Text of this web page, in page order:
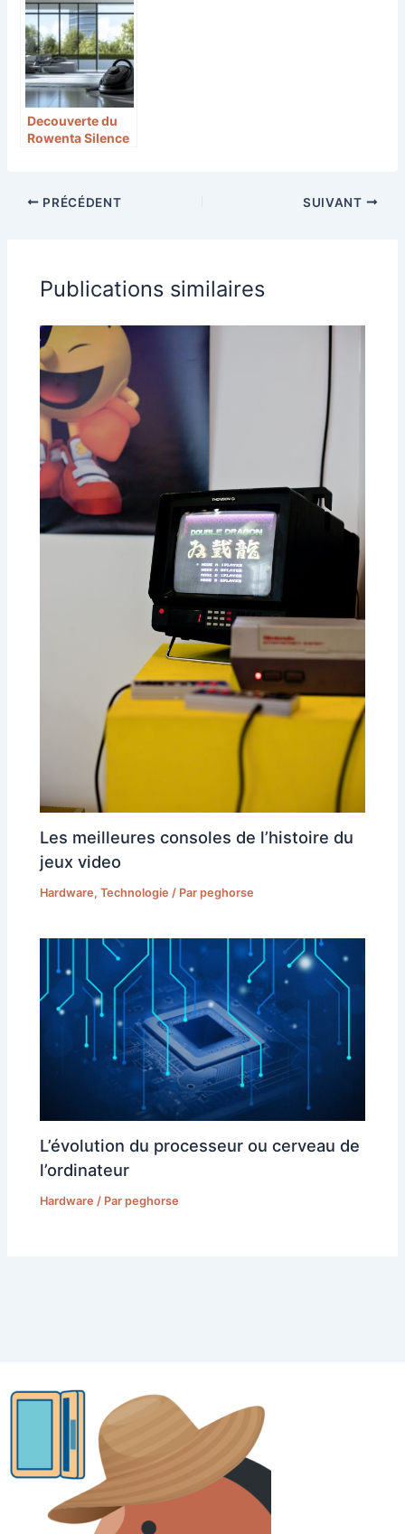
accessoire pour
PC à l’occasion
de la fête des
pères
Decouverte du
Rowenta Silence
rendez-vous
PRÉCÉDENT SUIVANT
Publications similaires
Les meilleures consoles de l’histoire du
jeux video
Hardware,Technologie / Parpeghorse
L’évolution du processeur ou cerveau de
l’ordinateur
Hardware / Parpeghorse